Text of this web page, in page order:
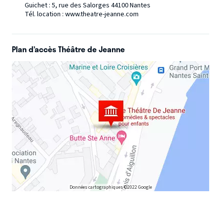
Guichet : 5, rue des Salorges 44100 Nantes
Tél. location : www.theatre-jeanne.com
Plan d’accès Théâtre de Jeanne
Données cartographiques ©2022 Google